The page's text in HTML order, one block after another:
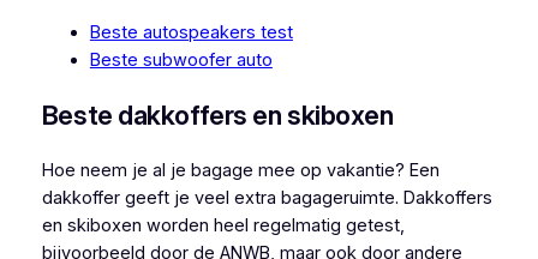
Beste autospeakers test
Beste subwoofer auto
Beste dakkoffers en skiboxen
Hoe neem je al je bagage mee op vakantie? Een
dakkoffer geeft je veel extra bagageruimte. Dakkoffers
en skiboxen worden heel regelmatig getest,
bijvoorbeeld door de ANWB, maar ook door andere